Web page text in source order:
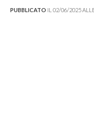
PUBBLICATO IL 02/06/2025